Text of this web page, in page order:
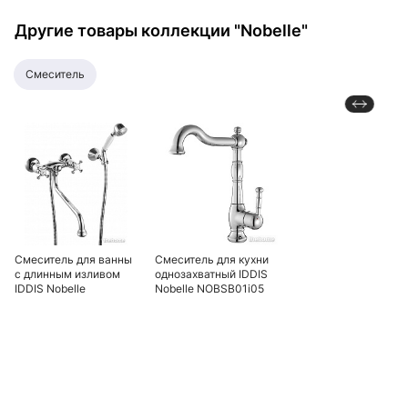
Другие товары коллекции "Nobelle"
смеситель
Смеситель для ванны
с длинным изливом
IDDIS Nobelle
Смеситель для кухни
однозахватный IDDIS
Nobelle NOBSB01i05